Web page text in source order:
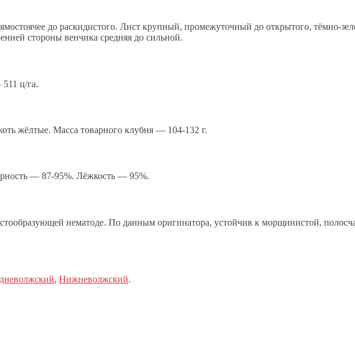
до раскидистого. Лист крупный, промежуточный до открытого, тёмно-
стороны венчика средняя до сильной.
ц/га.
жёлтые. Масса товарного клубня — 104-132 г.
— 87-95%. Лёжкость — 95%.
нематоде. По данным оригинатора, устойчив к морщинистой,
, Нижневолжский.